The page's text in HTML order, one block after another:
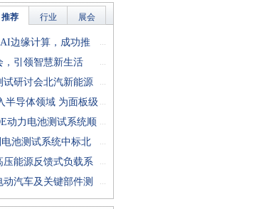
展会
行业
推荐
...
边缘计算，成功推
样品, 同时将产品扩展
T200 FPGA
...
，引领智慧新生活
...
试研讨会北汽新能源
...
半导体领域 为面板级
湿制程、涂布及激光应
案
...
动力电池测试系统顺
...
池测试系统中标北
限公司
...
压能源反馈式负载系
...
汽车及关键部件测
测评技术